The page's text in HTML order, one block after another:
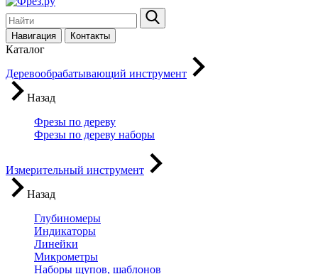
Навигация Контакты
Каталог
Деревообрабатывающий инструмент
Назад
Фрезы по дереву
Фрезы по дереву наборы
Измерительный инструмент
Назад
Глубиномеры
Индикаторы
Линейки
Микрометры
Наборы щупов, шаблонов